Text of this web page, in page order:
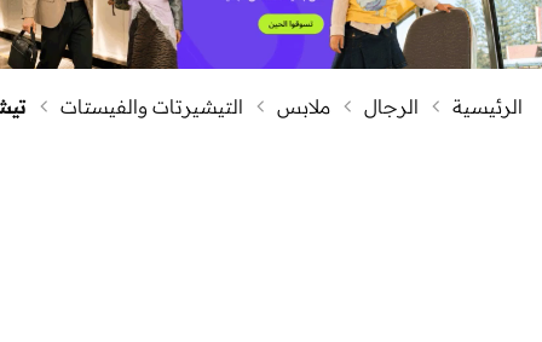
الرئيسية الرجال ملابس التيشيرتات والفيستات